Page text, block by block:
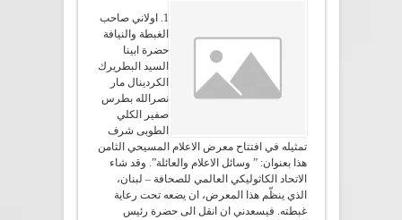
1. اولاني صاحب
الغبطة والنيافة
حضرة ابينا
السيد البطريرك
الكردينال مار
نصرالله بطرس
صفير الكلي
الطوبى شرف
تمثيله في افتتاح معرض الاعلام المسيحي الثامن
هذا بعنوان: ” وسائل الاعلام والعائلة”. وقد شاء
الاتحاد الكاثوليكي العالمي للصحافة – لبنان،
الذي ينظّم هذا المعرض، ان يضعه تحت رعاية
غبطته. فيسعدني ان انقل الى حضرة رئيس